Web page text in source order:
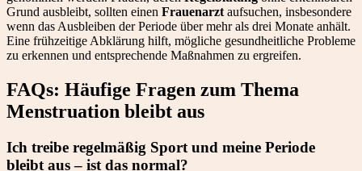
Grund ausbleibt, sollten einen Frauenarzt aufsuchen, insbesondere
wenn das Ausbleiben der Periode über mehr als drei Monate anhält.
Eine frühzeitige Abklärung hilft, mögliche gesundheitliche Probleme
zu erkennen und entsprechende Maßnahmen zu ergreifen.
FAQs: Häufige Fragen zum Thema
Menstruation bleibt aus
Ich treibe regelmäßig Sport und meine Periode
bleibt aus – ist das normal?